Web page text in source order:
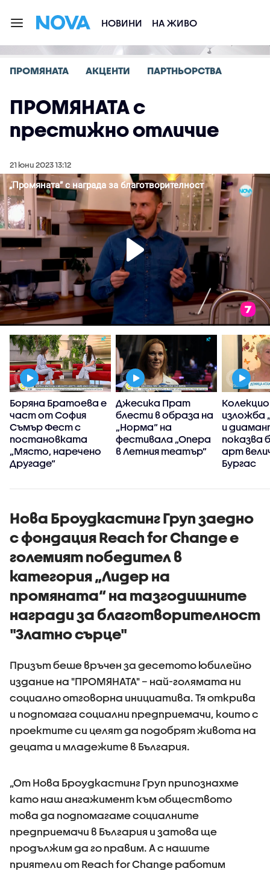
НОВИНИ НА ЖИВО
ПРОМЯНАТА АКЦЕНТИ ПАРТНЬОРСТВА
ПРОМЯНАТА с
престижно отличие
21 юни 2023 13:12
Боряна Братоева е
част от София
Съмър Фест с
постановката
„Място, наречено
Другаде“
Джесика Прат
блести в образа на
„Норма“ на
фестивала „Опера
в Летния театър”
изложба
и
показва
арт
Бургас
Нова Броудкастинг Груп заедно
с фондация Reach for Change е
големият победител в
категория „Лидер на
промяната“ на тазгодишните
награди за благотворителност
"Златно сърце"
Призът беше връчен за десетото юбилейно
издание на "ПРОМЯНАТА" – най-голямата ни
социално отговорна инициатива. Тя открива
и подпомага социални предприемачи, които с
проектите си целят да подобрят живота на
децата и младежите в България.
„От Нова Броудкастинг Груп припознахме
като наш ангажимент към обществото
това да подпомагаме социалните
предприемачи в България и затова ще
продължим да го правим. А с нашите
приятели от Reach for Change работим